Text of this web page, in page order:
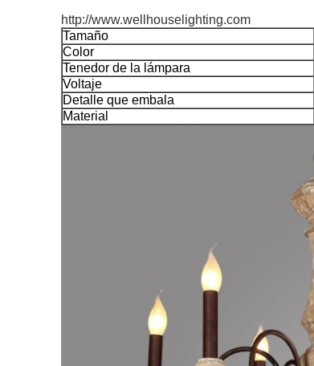
http://www.wellhouselighting.com
Tamaño
Color
Tenedor de la lámpara
Voltaje
Detalle que embala
Material